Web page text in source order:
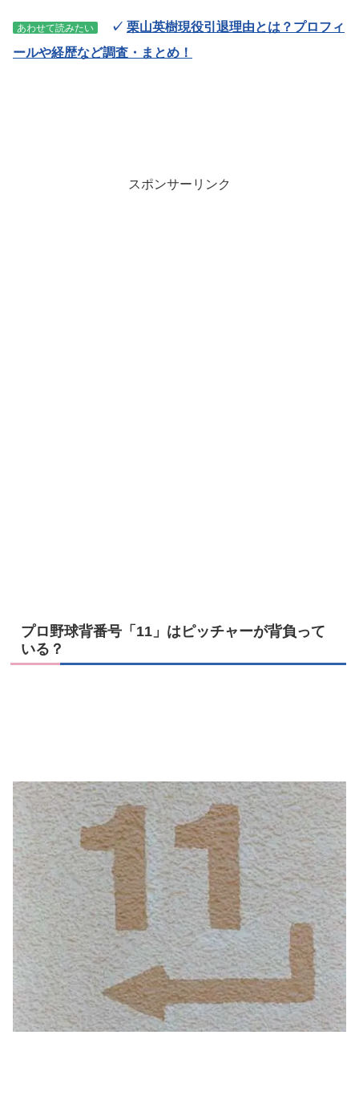
あわせて読みたい ✓ 栗山英樹現役引退理由とは？プロフィ
ールや経歴など調査・まとめ！
スポンサーリンク
プロ野球背番号「11」はピッチャーが背負って
いる？